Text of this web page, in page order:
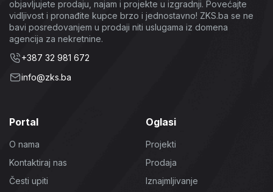
objavljujete prodaju, najam i projekte u izgradnji. Povećajte
vidljivost i pronađite kupce brzo i jednostavno! ZKS.ba se ne
bavi posredovanjem u prodaji niti uslugama iz domena
agencija za nekretnine.
+387 32 981 672
info@zks.ba
Portal
O nama
Kontaktiraj nas
Česti upiti
Oglasi
Projekti
Prodaja
Iznajmljivanje